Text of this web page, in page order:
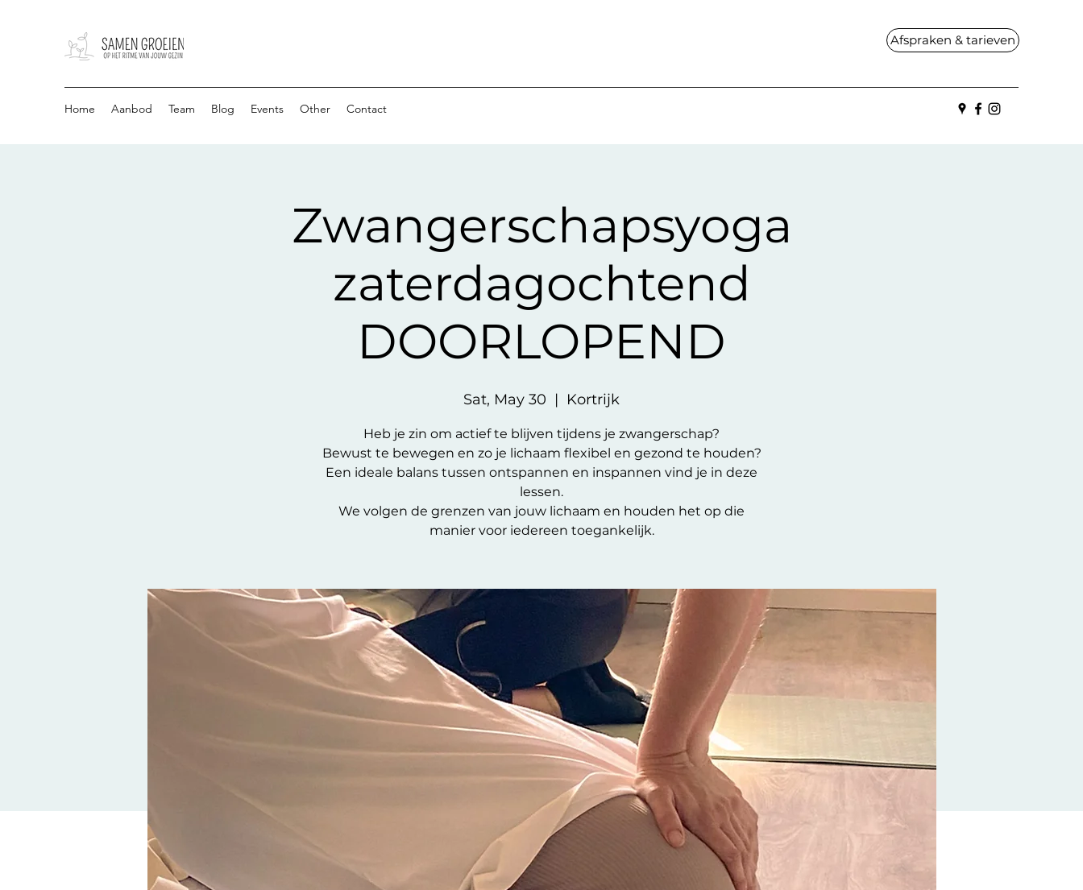
Afspraken & tarieven
Home Aanbod Team Blog Events Other Contact
Zwangerschapsyoga
zaterdagochtend
DOORLOPEND
Sat, May 30
  |
Kortrijk
Heb je zin om actief te blijven tijdens je zwangerschap?
Bewust te bewegen en zo je lichaam flexibel en gezond te houden?
Een ideale balans tussen ontspannen en inspannen vind je in deze
lessen.
We volgen de grenzen van jouw lichaam en houden het op die
manier voor iedereen toegankelijk.